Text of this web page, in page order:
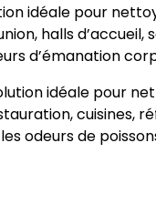
idéale pour
halls d’accueil,
d’émanation
idéale pour
cuisines,
les odeurs de